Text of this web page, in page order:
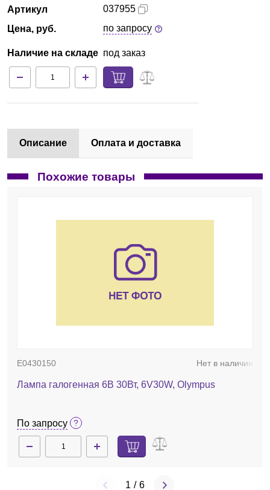
Партнеры
Технический сервис
Доставка и оплата
Артикул
Цена, руб.
Наличие на складе
037955
по запросу
под заказ
Описание Оплата и доставка
Похожие товары
E0430150 Нет в наличии
Лампа галогенная 6В 30Вт, 6V30W, Olympus
По запросу
1 / 6